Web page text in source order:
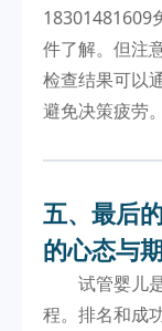
18301481609
件了解。但注
检查结果可以
避免决策疲劳。
五、最后
的心态与
试管婴儿
程。排名和成